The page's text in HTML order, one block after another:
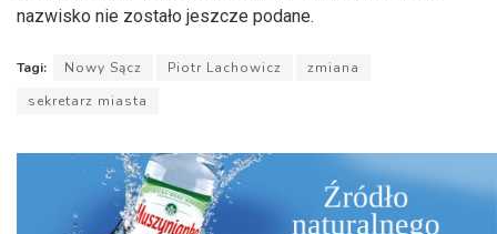
nazwisko nie zostało jeszcze podane.
Tagi: Nowy Sącz Piotr Lachowicz
zmiana
sekretarz miasta